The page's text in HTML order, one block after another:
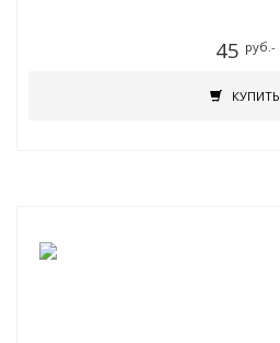
45 руб.-
КУПИТЬ